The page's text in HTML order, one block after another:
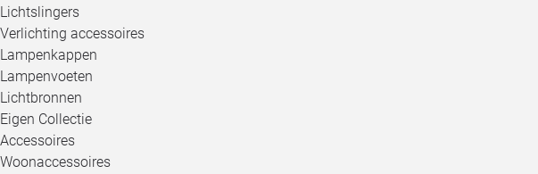
Lichtslingers
Verlichting accessoires
Lampenkappen
Lampenvoeten
Lichtbronnen
Eigen Collectie
Accessoires
Woonaccessoires